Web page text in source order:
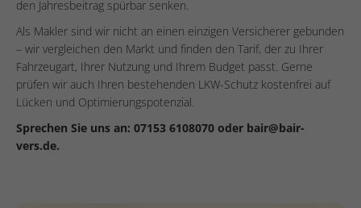
den Jahresbeitrag spürbar senken.
Als Makler sind wir nicht an einen einzigen Versicherer gebunden
– wir vergleichen den Markt und finden den Tarif, der zu Ihrer
Fahrzeugart, Ihrer Nutzung und Ihrem Budget passt. Gerne
prüfen wir auch Ihren bestehenden LKW-Schutz kostenfrei auf
Lücken und Optimierungspotenzial.
Sprechen Sie uns an: 07153 6108070 oder bair@bair-
vers.de.